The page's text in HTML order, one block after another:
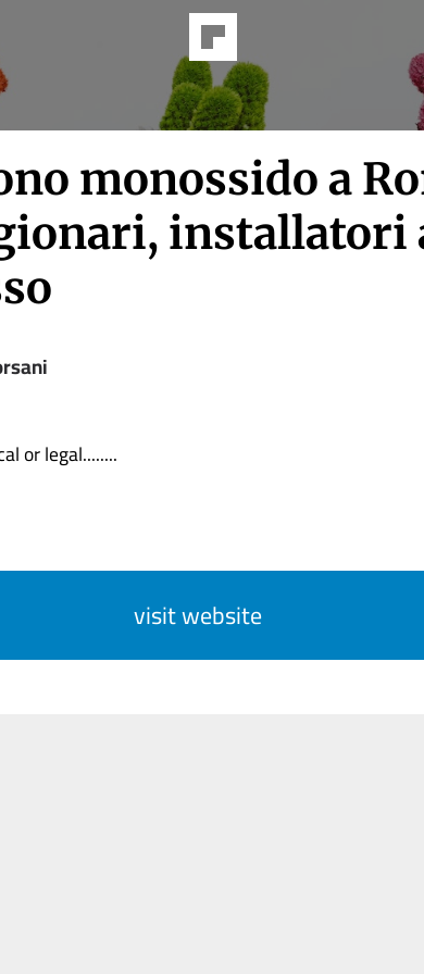
monossido a
installatori
or legal........
visit website